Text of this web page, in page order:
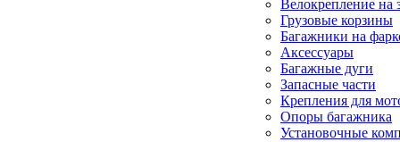
Велокрепление на
Грузовые корзины
Багажники на
Аксессуары
Багажные дуги
Запасные части
Крепления для
Опоры багажника
Установочные